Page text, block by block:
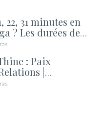
22, 31 minutes en
? Les durées de
: Paix
|